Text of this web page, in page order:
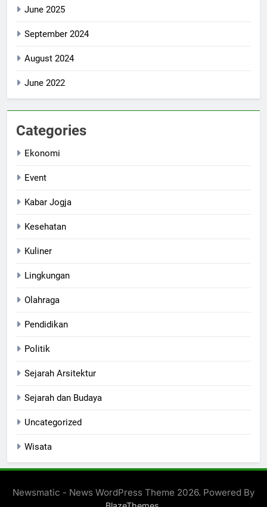
June 2025
September 2024
August 2024
June 2022
Categories
Ekonomi
Event
Kabar Jogja
Kesehatan
Kuliner
Lingkungan
Olahraga
Pendidikan
Politik
Sejarah Arsitektur
Sejarah dan Budaya
Uncategorized
Wisata
Newsmatic - News WordPress Theme 2026. Powered By